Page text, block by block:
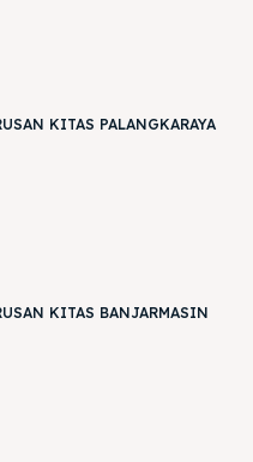
KITAS PALANGKARAYA
KITAS BANJARMASIN